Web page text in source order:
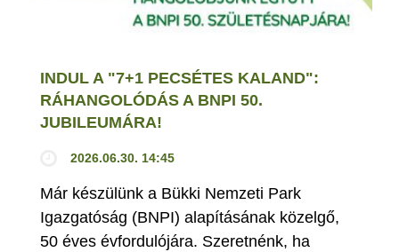
INDUL A "7+1 PECSÉTES KALAND":
RÁHANGOLÓDÁS A BNPI 50.
JUBILEUMÁRA!
2026.06.30. 14:45
Már készülünk a Bükki Nemzeti Park
Igazgatóság (BNPI) alapításának közelgő,
50 éves évfordulójára. Szeretnénk, ha